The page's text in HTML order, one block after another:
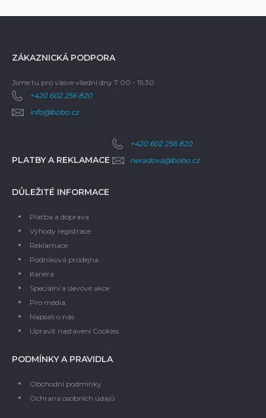
ZÁKAZNICKÁ PODPORA
Jsme tu pro vásve všední dny 7:00 - 15:30
+420 602 256 820
info@bobo.cz
PLATBY A REKLAMACE
+420 602 256 820
neradova@bobo.cz
DŮLEŽITÉ INFORMACE
Platba a doprava
Výhody registrace
Reklamace
Podniková prodejna
Kariéra
Speciální a slevové akce
Pro média
Napsali o nás
Upravit nastavení Cookies
PODMÍNKY A PRAVIDLA
Obchodní podmínky
Ochrana osobních údajů